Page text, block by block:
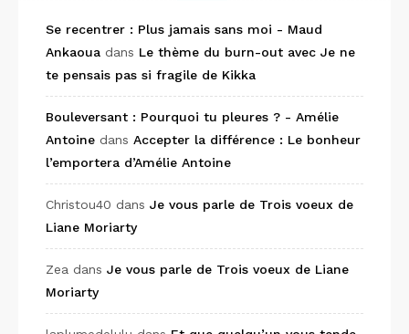
Se recentrer : Plus jamais sans moi - Maud
Ankaoua dans Le thème du burn-out avec Je ne
te pensais pas si fragile de Kikka
Bouleversant : Pourquoi tu pleures ? - Amélie
Antoine dans Accepter la différence : Le bonheur
l’emportera d’Amélie Antoine
Christou40 dans Je vous parle de Trois voeux de
Liane Moriarty
Zea dans Je vous parle de Trois voeux de Liane
Moriarty